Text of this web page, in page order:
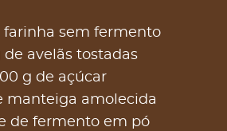
farinha sem fermento
de avelãs tostadas
g de açúcar
manteiga amolecida
de fermento em pó